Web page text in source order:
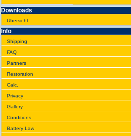
Downloads
Übersicht
Info
Shipping
FAQ
Partners
Restoration
Calc.
Privacy
Gallery
Conditions
Battery Law